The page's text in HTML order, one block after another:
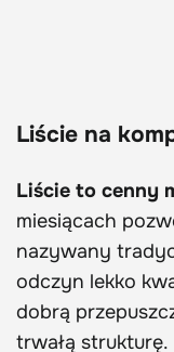
Liście na
Liście to cenny
miesiącach
nazywany
odczyn lekko
dobrą
trwałą strukturę.